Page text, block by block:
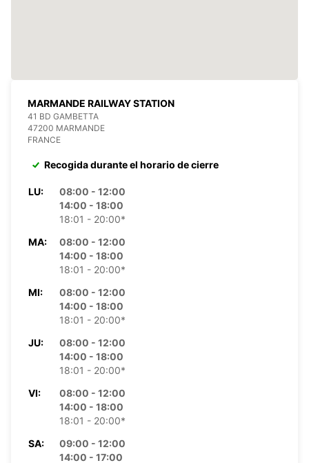
MARMANDE RAILWAY STATION
41 BD GAMBETTA
47200 MARMANDE
FRANCE
Recogida durante el horario de cierre
LU:
08:00 - 12:00
14:00 - 18:00
18:01 - 20:00*
MA:
08:00 - 12:00
14:00 - 18:00
18:01 - 20:00*
MI:
08:00 - 12:00
14:00 - 18:00
18:01 - 20:00*
JU:
08:00 - 12:00
14:00 - 18:00
18:01 - 20:00*
VI:
08:00 - 12:00
14:00 - 18:00
18:01 - 20:00*
SA:
09:00 - 12:00
14:00 - 17:00